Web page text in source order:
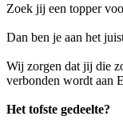
Zoek jij een topper
Dan ben je aan het
Wij zorgen dat jij die
verbonden wordt aan
Het tofste gedeelte?